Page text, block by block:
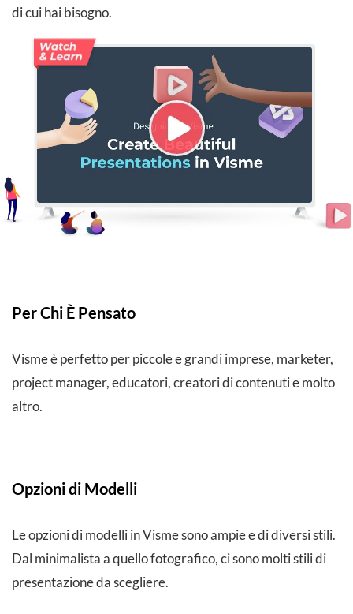
di cui hai bisogno.
Per Chi È Pensato
Visme è perfetto per piccole e grandi imprese, marketer,
project manager, educatori, creatori di contenuti e molto
altro.
Opzioni di Modelli
Le opzioni di modelli in Visme sono ampie e di diversi stili.
Dal minimalista a quello fotografico, ci sono molti stili di
presentazione da scegliere.